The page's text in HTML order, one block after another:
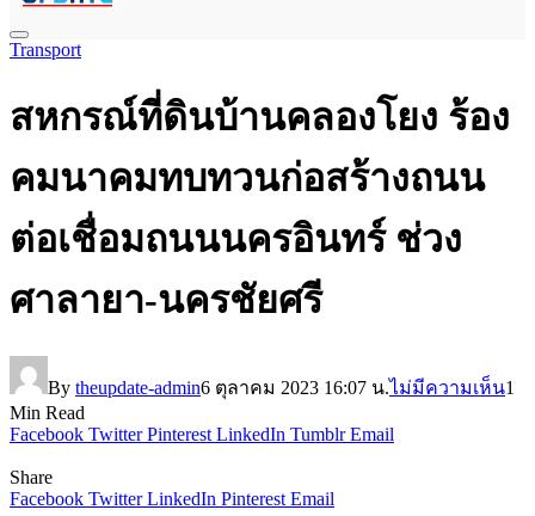
Transport
สหกรณ์ที่ดินบ้านคลองโยง ร้อง
คมนาคมทบทวนก่อสร้างถนน
ต่อเชื่อมถนนนครอินทร์ ช่วง
ศาลายา-นครชัยศรี
By theupdate-admin6 ตุลาคม 2023 16:07 น.ไม่มีความเห็น1
Min Read
Facebook Twitter Pinterest LinkedIn Tumblr Email
Share
Facebook Twitter LinkedIn Pinterest Email